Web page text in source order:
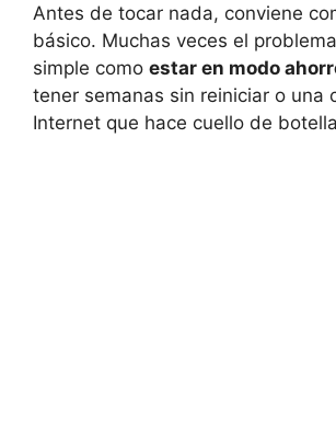
Antes de tocar nada, conviene
básico. Muchas veces el
simple como estar en modo
tener semanas sin reiniciar o una
Internet que hace cuello de